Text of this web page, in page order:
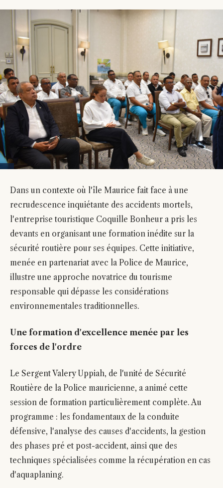
Dans un contexte où l'île Maurice fait face à une
recrudescence inquiétante des accidents mortels,
l'entreprise touristique Coquille Bonheur a pris les
devants en organisant une formation inédite sur la
sécurité routière pour ses équipes. Cette initiative,
menée en partenariat avec la Police de Maurice,
illustre une approche novatrice du tourisme
responsable qui dépasse les considérations
environnementales traditionnelles.
Une formation d'excellence menée par les
forces de l'ordre
Le Sergent Valery Uppiah, de l'unité de Sécurité
Routière de la Police mauricienne, a animé cette
session de formation particulièrement complète. Au
programme : les fondamentaux de la conduite
défensive, l'analyse des causes d'accidents, la gestion
des phases pré et post-accident, ainsi que des
techniques spécialisées comme la récupération en cas
d'aquaplaning.